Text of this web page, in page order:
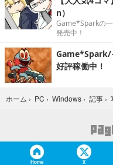
n）
Game*Sparkの
発売中！
Game*Spark/
好評稼働中！
ホーム › PC › Windows › 記事 ›
Home X